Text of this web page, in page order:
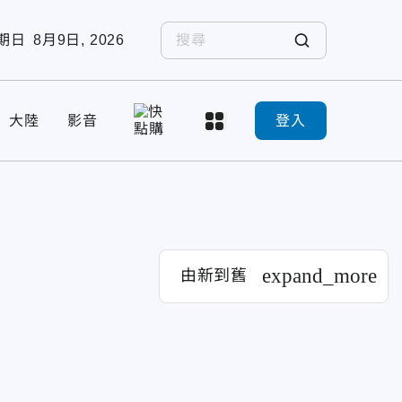
日 8月9日, 2026
大陸 影音 登入
由新到舊 expand_more